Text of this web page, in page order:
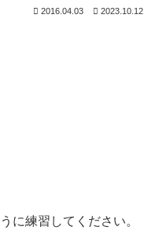
2016.04.03 2023.10.12
に練習してください。